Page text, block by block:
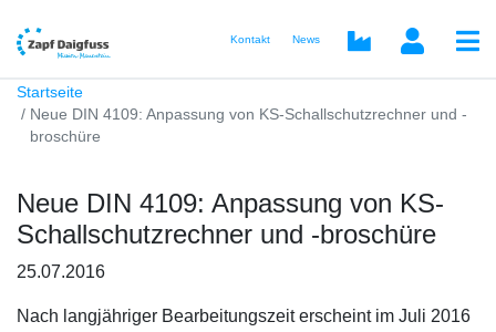
Kontakt News
Startseite
Neue DIN 4109: Anpassung von KS-Schallschutzrechner und -
broschüre
Neue DIN 4109: Anpassung von KS-
Schallschutzrechner und -broschüre
25.07.2016
Nach langjähriger Bearbeitungszeit erscheint im Juli 2016